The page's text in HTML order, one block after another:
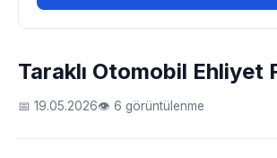
Taraklı Otomobil Ehliyet
📅 19.05.2026👁 6 görüntülenme